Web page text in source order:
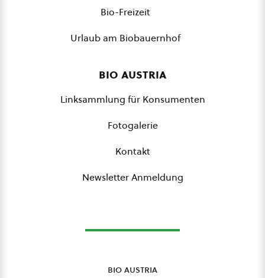
Bio-Freizeit
Urlaub am Biobauernhof
bio austria
Linksammlung für Konsumenten
Fotogalerie
Kontakt
Newsletter Anmeldung
bio austria